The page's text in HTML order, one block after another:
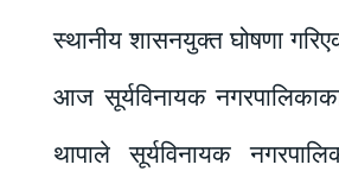
स्थानीय शासनयुक्त घोषणा
आज सूर्यविनायक
थापाले सूर्यविनायक